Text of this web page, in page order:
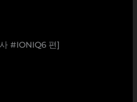
#IONIQ6 편]